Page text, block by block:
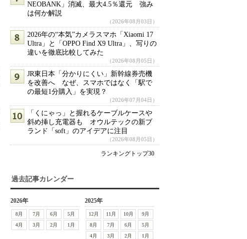
NEOBANK」消滅、最大4.5％還元 強み
は何か解説
（2026年08月03日）
2026年の“本気”カメラスマホ「Xiaomi 17
Ultra」と「OPPO Find X9 Ultra」、写りの
違いを徹底比較してみた
（2026年08月05日）
JR東日本「分かりにくい」新幹線券売機
を改善へ なぜ、スマホではなく「駅で
の最短1分購入」を実現？
（2026年07月04日）
「くにゃっ」と握れるケーブルケースや
斜め挿し充電器も オウルテックの新ブ
ランド「soft」のアイデアに注目
（2026年08月05日）
ランキングトップ30
過去記事カレンダー
2026年
8月 7月 6月
5月
4月
3月 2月 1月
2025年
12月 11月 10月
9月
8月
7月 6月
5月
4月
3月 2月 1月